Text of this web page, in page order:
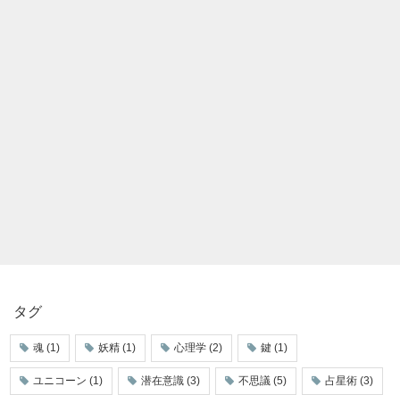
タグ
魂 (1) 妖精 (1) 心理学 (2) 鍵 (1)
ユニコーン (1) 潜在意識 (3) 不思議 (5) 占星術 (3)